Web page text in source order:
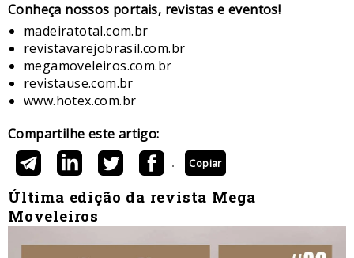
​Conheça nossos ​portais, revistas e eventos​!
madeiratotal.com.br
revistavarejobrasil.com.br
megamoveleiros.com.br
revistause.com.br
www.hotex.com.br
Compartilhe este artigo:
Copiar
Última edição da revista Mega
Moveleiros